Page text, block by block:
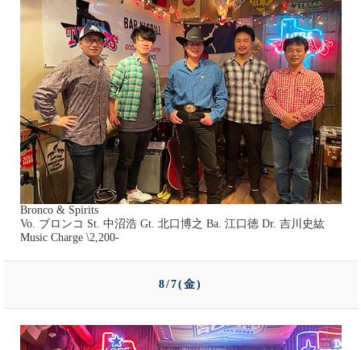
Bronco & Spirits
Vo. ブロンコ St. 中沼浩 Gt. 北口博之 Ba. 江口徳 Dr. 吉川史紘
Music Charge \2,200-
8/7(金)